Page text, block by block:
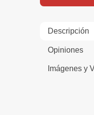
Descripción
Opiniones
Imágenes y